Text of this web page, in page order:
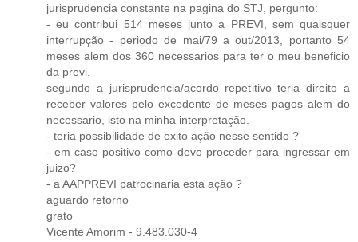
jurisprudencia constante na pagina do STJ, pergunto:
- eu contribui 514 meses junto a PREVI, sem quaisquer
interrupção - periodo de mai/79 a out/2013, portanto 54
meses alem dos 360 necessarios para ter o meu beneficio
da previ.
segundo a jurisprudencia/acordo repetitivo teria direito a
receber valores pelo excedente de meses pagos alem do
necessario, isto na minha interpretação.
- teria possibilidade de exito ação nesse sentido ?
- em caso positivo como devo proceder para ingressar em
juizo?
- a AAPPREVI patrocinaria esta ação ?
aguardo retorno
grato
Vicente Amorim - 9.483.030-4